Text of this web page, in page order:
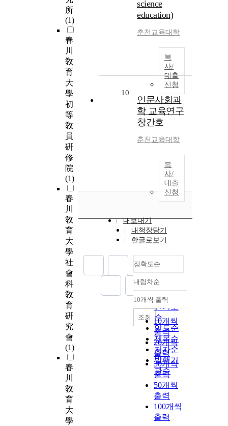
所
(1)
春
川
敎
育
大
學
初
等
敎
員
硏
修
院
(1)
春
川
敎
育
大
學
社
會
科
敎
育
硏
究
會
(1)
春
川
敎
育
大
學
science
education)
춘천교육대학
복
사/
대출
신청
10
인문사회과
학 교육연구
창간호
춘천교육대학
복
사/
대출
신청
내보내기
내책장담기
한글로보기
정확도순
정확도
순
인기도
순
연도순
제목순
저자순
발행기
관순
내림차순
내림차순
10개씩 출력
10개씩
출력
20개씩
출력
30개씩
출력
50개씩
출력
100개씩
출력
조회